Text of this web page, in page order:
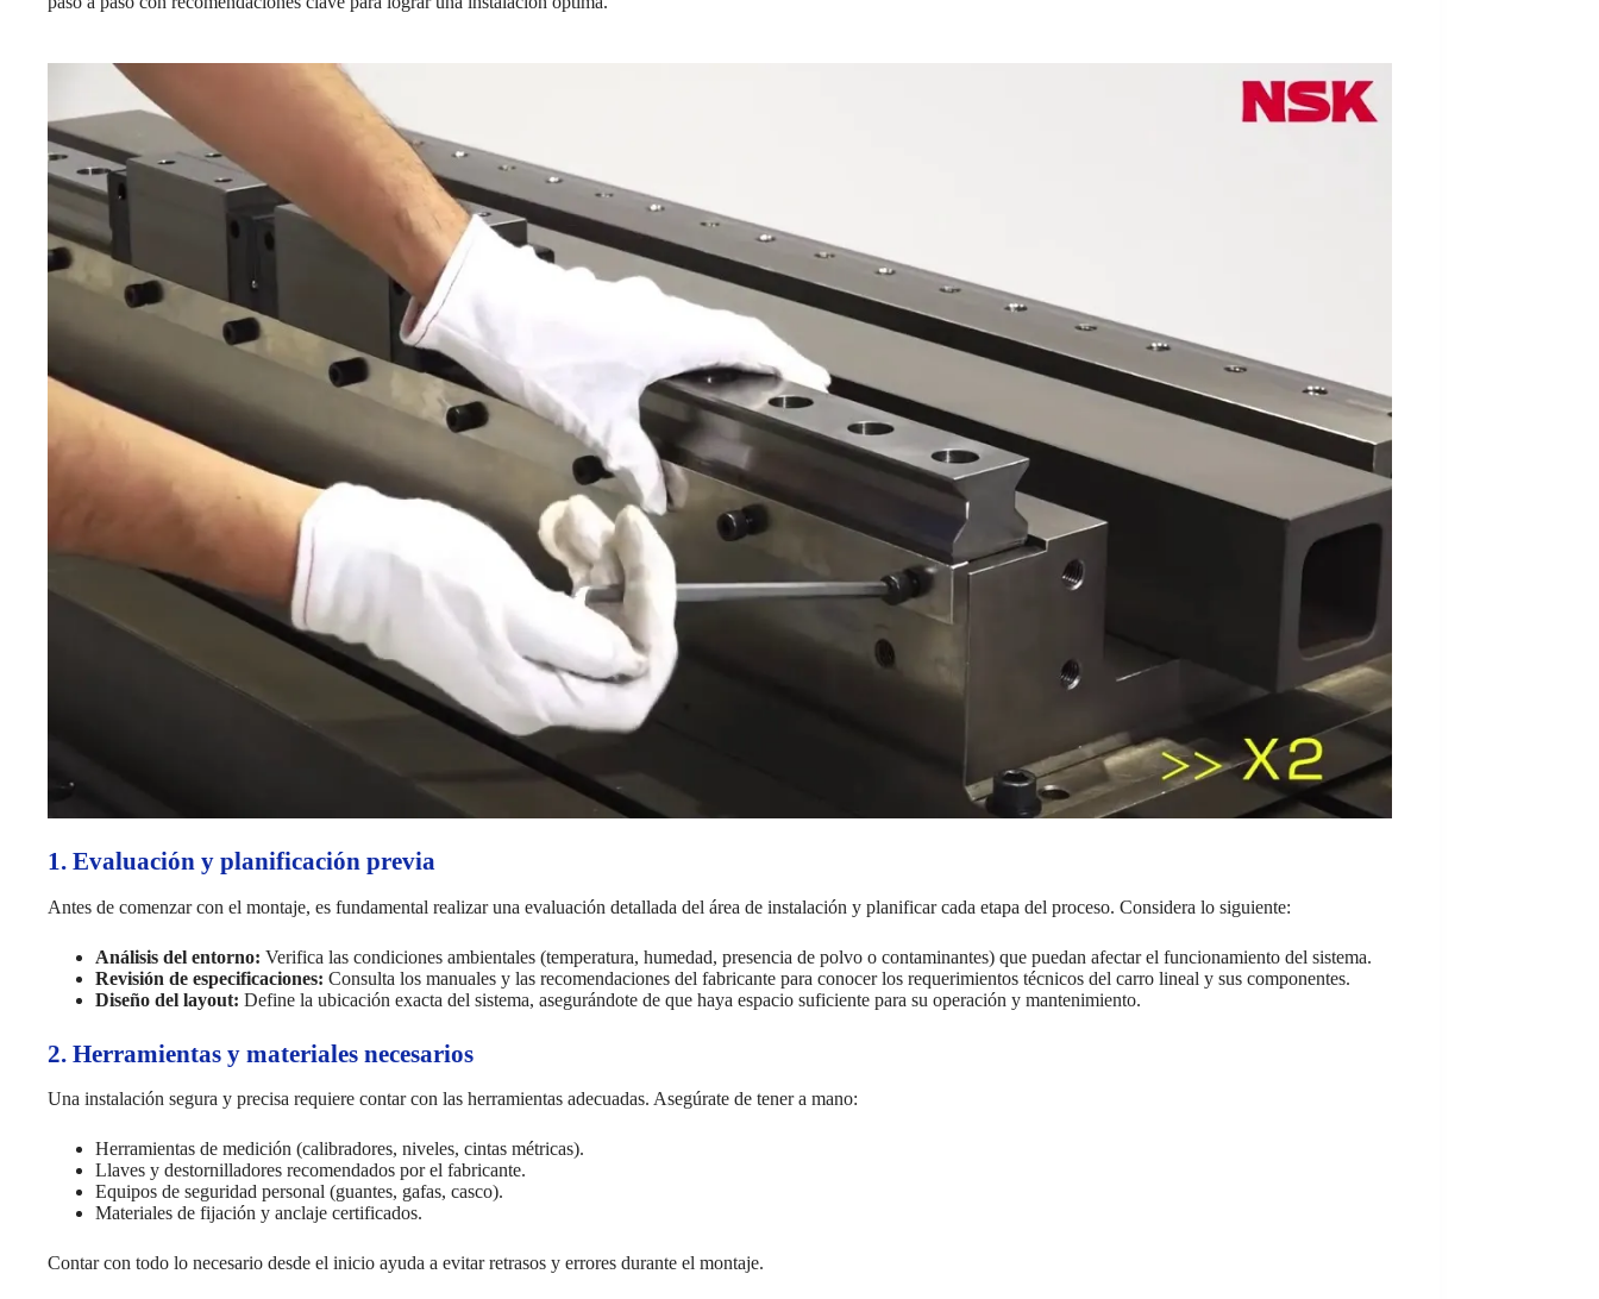
1. Evaluación y planificación previa
Antes de comenzar con el montaje, es fundamental realizar una evaluación detallada del área de instalación y planificar cada etapa del proceso. Considera lo siguiente:
Análisis del entorno: Verifica las condiciones ambientales (temperatura, humedad, presencia de polvo o contaminantes) que puedan afectar el funcionamiento del sistema.
Revisión de especificaciones: Consulta los manuales y las recomendaciones del fabricante para conocer los requerimientos técnicos del carro lineal y sus componentes.
Diseño del layout: Define la ubicación exacta del sistema, asegurándote de que haya espacio suficiente para su operación y mantenimiento.
2. Herramientas y materiales necesarios
Una instalación segura y precisa requiere contar con las herramientas adecuadas. Asegúrate de tener a mano:
Herramientas de medición (calibradores, niveles, cintas métricas).
Llaves y destornilladores recomendados por el fabricante.
Equipos de seguridad personal (guantes, gafas, casco).
Materiales de fijación y anclaje certificados.
Contar con todo lo necesario desde el inicio ayuda a evitar retrasos y errores durante el montaje.